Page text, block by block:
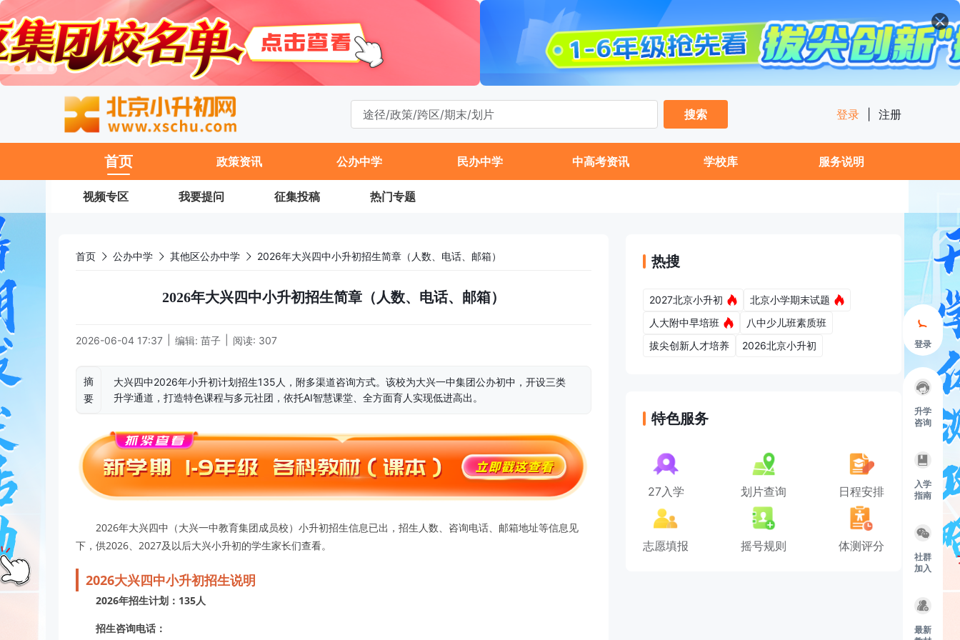
登录
升学
咨询
入学
指南
社群
加入
最新
搜索
登录 注册
首页 政策资讯 公办中学 民办中学 中高考资讯 学校库 服务说明
视频专区 我要提问 征集投稿 热门专题
首页 公办中学 其他区公办中学 2026年大兴四中小升初招生简章（人数、电话、邮箱）
2026年大兴四中小升初招生简章（人数、电话、邮箱）
2026-06-04 17:37 编辑: 苗子 阅读: 307
摘
要
大兴四中2026年小升初计划招生135人，附多渠道咨询方式。该校为大兴一中集团公办初中，开设三类
升学通道，打造特色课程与多元社团，依托AI智慧课堂、全方面育人实现低进高出。
2026年大兴四中（大兴一中教育集团成员校）小升初招生信息已出，招生人数、咨询电话、邮箱地址等信息见
下，供2026、2027及以后大兴小升初的学生家长们查看。
2026大兴四中小升初招生说明
2026年招生计划：135人
招生咨询电话：
热搜
2027北京小升初
北京小学期末试题
人大附中早培班
八中少儿班素质班
拔尖创新人才培养
2026北京小升初
特色服务
27入学 划片查询 日程安排
志愿填报 摇号规则 体测评分